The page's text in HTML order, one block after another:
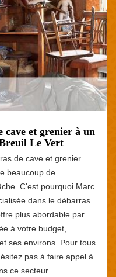
cave et grenier à un
Le Vert
de cave et grenier
beaucoup de
C'est pourquoi Marc
dans le débarras
plus abordable par
à votre budget,
ses environs. Pour tous
pas à faire appel à
ce secteur.